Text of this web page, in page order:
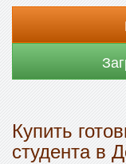
Купить
студента в